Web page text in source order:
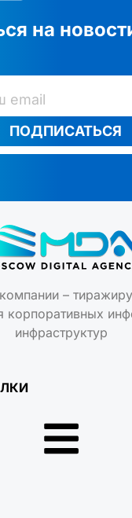
на
ПОДПИСАТЬСЯ
–
корпоративных
инфраструктур